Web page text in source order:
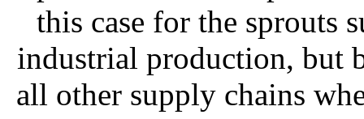
this case for the sprouts
industrial production, but
all other supply chains